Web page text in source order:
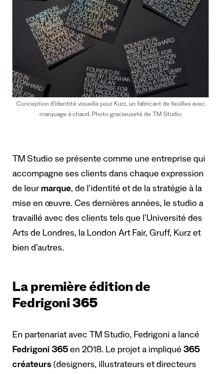
Conception d’identité visuelle pour Kurz, un fabricant de feuilles avec
marquage à chaud. Photo gracieuseté de TM Studio
TM Studio se présente comme une entreprise qui
accompagne ses clients dans chaque expression
de leur marque, de l’identité et de la stratégie à la
mise en œuvre. Ces dernières années, le studio a
travaillé avec des clients tels que l’Université des
Arts de Londres, la London Art Fair, Gruff, Kurz et
bien d’autres.
La première édition de
Fedrigoni 365
En partenariat avec TM Studio, Fedrigoni a lancé
Fedrigoni 365 en 2018. Le projet a impliqué 365
créateurs (designers, illustrateurs et directeurs